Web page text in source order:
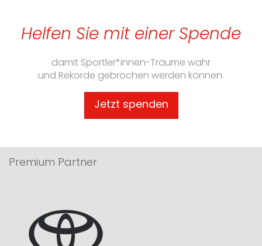
Helfen Sie mit einer Spende
damit Sportler*innen-Träume wahr
und Rekorde gebrochen werden können.
Jetzt spenden
Premium Partner